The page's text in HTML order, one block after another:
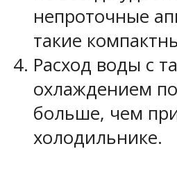
непроточные
такие
Расход воды с
охлаждением
больше, чем
холодильнике.